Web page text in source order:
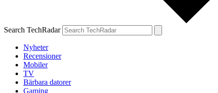
Search TechRadar
Nyheter
Recensioner
Mobiler
TV
Bärbara datorer
Gaming